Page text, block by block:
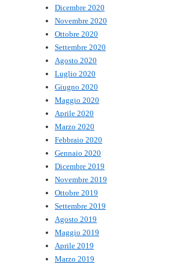
Dicembre 2020
Novembre 2020
Ottobre 2020
Settembre 2020
Agosto 2020
Luglio 2020
Giugno 2020
Maggio 2020
Aprile 2020
Marzo 2020
Febbraio 2020
Gennaio 2020
Dicembre 2019
Novembre 2019
Ottobre 2019
Settembre 2019
Agosto 2019
Maggio 2019
Aprile 2019
Marzo 2019